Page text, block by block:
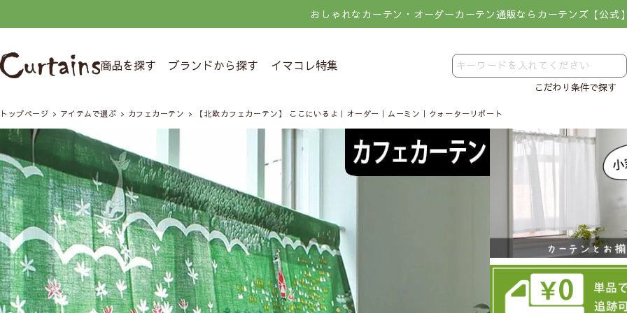
おしゃれなカーテン・オーダーカーテン通販ならカーテンズ【公式
商品を探す ブランドから探す イマコレ特集
こだわり条件で探す
トップページ アイテムで選ぶ カフェカーテン 【北欧カフェカーテン】 ここにいるよ｜オーダー｜ムーミン｜クォーターリポート